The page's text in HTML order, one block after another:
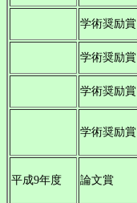
学術奨励賞
学術奨励賞
学術奨励賞
学術奨励賞
平成9年度 論文賞